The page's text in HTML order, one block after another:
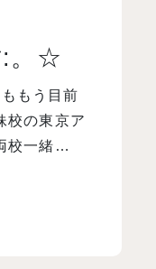
。☆
もう目前
校の東京ア
校一緒…